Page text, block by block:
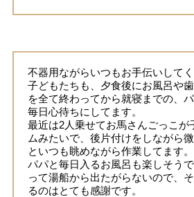
不器用ながらいつもお手伝いしてく
子どもたちも、夕食後にお風呂や
を全て終わってから就寝までの、
毎日心待ちにしてます。
最近は2人乗せてお馬さんごっこが
ムみたいで、後片付けをしながら
といつも眺めながら作業してます。
パパと毎日入るお風呂も楽しそう
って湯船から出たがらないので、
るのはとても感謝です。